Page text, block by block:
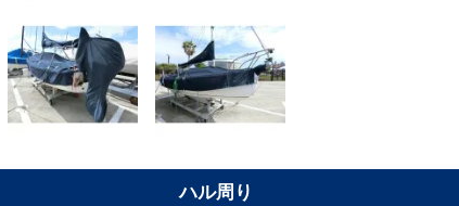
ハル周り